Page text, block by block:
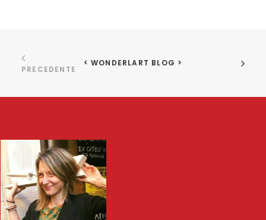
PRECEDENTE
< WONDERLART BLOG >